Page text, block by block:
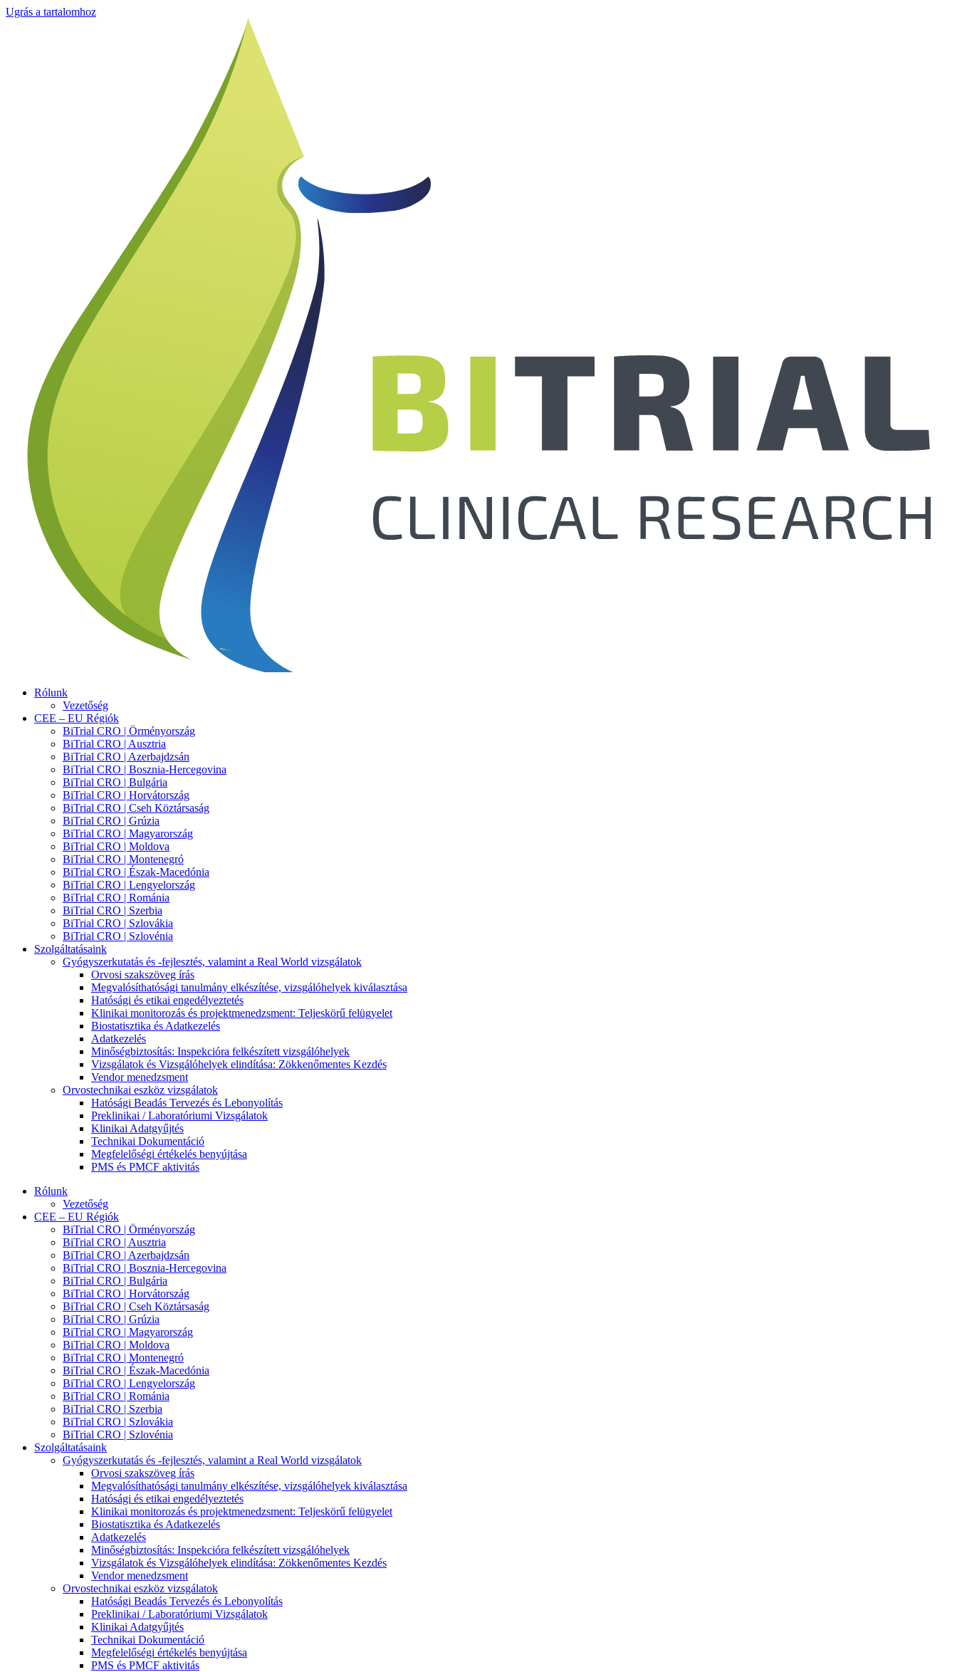
Ugrás a tartalomhoz
Rólunk
Vezetőség
CEE – EU Régiók
BiTrial CRO | Örményország
BiTrial CRO | Ausztria
BiTrial CRO | Azerbajdzsán
BiTrial CRO | Bosznia-Hercegovina
BiTrial CRO | Bulgária
BiTrial CRO | Horvátország
BiTrial CRO | Cseh Köztársaság
BiTrial CRO | Grúzia
BiTrial CRO | Magyarország
BiTrial CRO | Moldova
BiTrial CRO | Montenegró
BiTrial CRO | Észak-Macedónia
BiTrial CRO | Lengyelország
BiTrial CRO | Románia
BiTrial CRO | Szerbia
BiTrial CRO | Szlovákia
BiTrial CRO | Szlovénia
Szolgáltatásaink
Gyógyszerkutatás és -fejlesztés, valamint a Real World vizsgálatok
Orvosi szakszöveg írás
Megvalósíthatósági tanulmány elkészítése, vizsgálóhelyek kiválasztása
Hatósági és etikai engedélyeztetés
Klinikai monitorozás és projektmenedzsment: Teljeskörű felügyelet
Biostatisztika és Adatkezelés
Adatkezelés
Minőségbiztosítás: Inspekcióra felkészített vizsgálóhelyek
Vizsgálatok és Vizsgálóhelyek elindítása: Zökkenőmentes Kezdés
Vendor menedzsment
Orvostechnikai eszköz vizsgálatok
Hatósági Beadás Tervezés és Lebonyolítás
Preklinikai / Laboratóriumi Vizsgálatok
Klinikai Adatgyűjtés
Technikai Dokumentáció
Megfelelőségi értékelés benyújtása
PMS és PMCF aktivitás
Rólunk
Vezetőség
CEE – EU Régiók
BiTrial CRO | Örményország
BiTrial CRO | Ausztria
BiTrial CRO | Azerbajdzsán
BiTrial CRO | Bosznia-Hercegovina
BiTrial CRO | Bulgária
BiTrial CRO | Horvátország
BiTrial CRO | Cseh Köztársaság
BiTrial CRO | Grúzia
BiTrial CRO | Magyarország
BiTrial CRO | Moldova
BiTrial CRO | Montenegró
BiTrial CRO | Észak-Macedónia
BiTrial CRO | Lengyelország
BiTrial CRO | Románia
BiTrial CRO | Szerbia
BiTrial CRO | Szlovákia
BiTrial CRO | Szlovénia
Szolgáltatásaink
Gyógyszerkutatás és -fejlesztés, valamint a Real World vizsgálatok
Orvosi szakszöveg írás
Megvalósíthatósági tanulmány elkészítése, vizsgálóhelyek kiválasztása
Hatósági és etikai engedélyeztetés
Klinikai monitorozás és projektmenedzsment: Teljeskörű felügyelet
Biostatisztika és Adatkezelés
Adatkezelés
Minőségbiztosítás: Inspekcióra felkészített vizsgálóhelyek
Vizsgálatok és Vizsgálóhelyek elindítása: Zökkenőmentes Kezdés
Vendor menedzsment
Orvostechnikai eszköz vizsgálatok
Hatósági Beadás Tervezés és Lebonyolítás
Preklinikai / Laboratóriumi Vizsgálatok
Klinikai Adatgyűjtés
Technikai Dokumentáció
Megfelelőségi értékelés benyújtása
PMS és PMCF aktivitás